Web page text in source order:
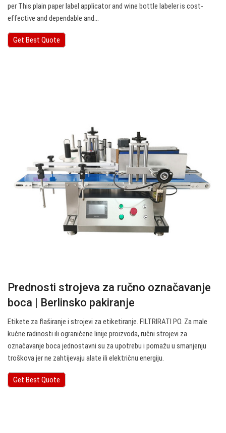
per This plain paper label applicator and wine bottle labeler is cost-
effective and dependable and…
Get Best Quote
Prednosti strojeva za ručno označavanje
boca | Berlinsko pakiranje
Etikete za flaširanje i strojevi za etiketiranje. FILTRIRATI PO. Za male
kućne radinosti ili ograničene linije proizvoda, ručni strojevi za
označavanje boca jednostavni su za upotrebu i pomažu u smanjenju
troškova jer ne zahtijevaju alate ili električnu energiju.
Get Best Quote